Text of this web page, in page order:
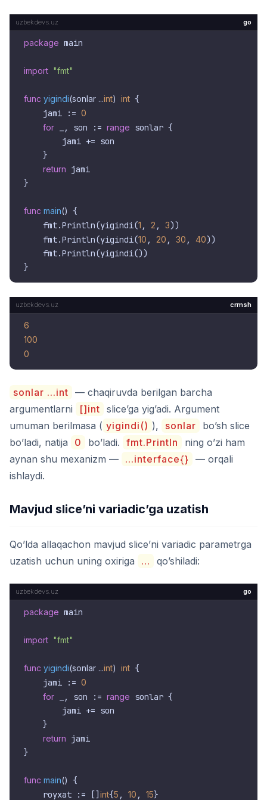
go
package main
import "fmt"
func yigindi(sonlar ...int) int {
    jami :=
0
for _, son := range sonlar {
        jami += son
    }
return jami
}
func main() {
    fmt.Println(yigindi(
1 , 2 , 3))
    fmt.Println(yigindi(
10 , 20 , 30 , 40))
    fmt.Println(yigindi())
crmsh
6
100
0
sonlar ...int — chaqiruvda berilgan barcha
argumentlarni
[]int slice’ga yig’adi. Argument
umuman berilmasa ( yigindi() ), sonlar
bo’sh slice
bo’ladi, natija
0 bo’ladi. fmt.Println
ning o’zi ham
aynan shu mexanizm — ...interface{}
— orqali
ishlaydi.
Mavjud slice’ni variadic’ga uzatish
Qo’lda allaqachon mavjud slice’ni variadic parametrga
uzatish uchun uning oxiriga
... qo’shiladi:
go
package main
import "fmt"
func yigindi(sonlar ...int) int {
    jami :=
0
for _, son := range sonlar {
        jami += son
    }
return jami
}
func main() {
    royxat := []
int{5 , 10 , 15}